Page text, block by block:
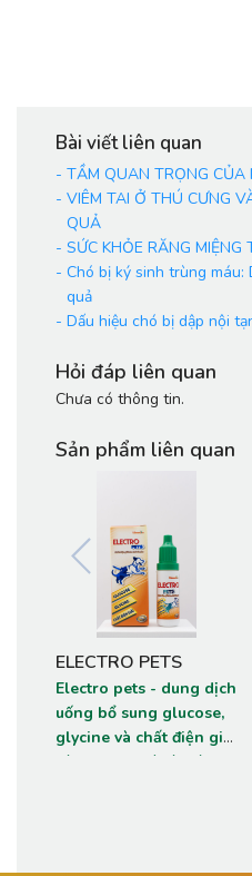
Bài viết liên quan
- TẦM QUAN TRỌNG
- VIÊM TAI Ở THÚ CƯNG
QUẢ
- SỨC KHỎE RĂNG MIỆNG
- Chó bị ký sinh trùng máu:
quả
- Dấu hiệu chó bị dập nội
Hỏi đáp liên quan
Chưa có thông tin.
Sản phẩm liên quan
ELECTRO PETS
Electro pets - dung dịch
uống bổ sung glucose,
glycine và chất điện giải
dành cho chó và mèo